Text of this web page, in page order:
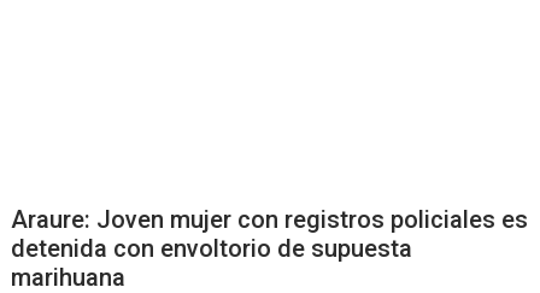
Araure: Joven mujer con registros policiales es
detenida con envoltorio de supuesta
marihuana